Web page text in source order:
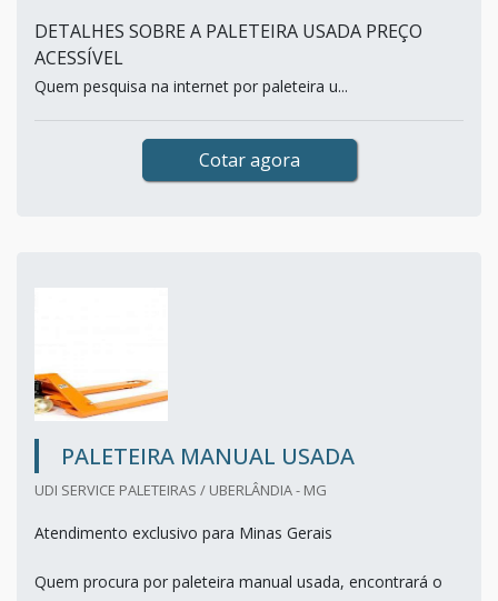
DETALHES SOBRE A PALETEIRA USADA PREÇO
ACESSÍVEL
Quem pesquisa na internet por paleteira u...
Cotar agora
PALETEIRA MANUAL USADA
UDI SERVICE PALETEIRAS / UBERLÂNDIA - MG
Atendimento exclusivo para Minas Gerais
Quem procura por paleteira manual usada, encontrará o